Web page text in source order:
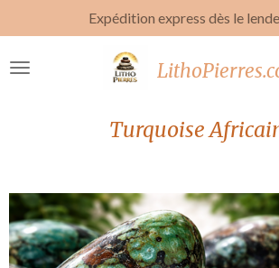
au
contenu
Expédition express dès le
Turquoise